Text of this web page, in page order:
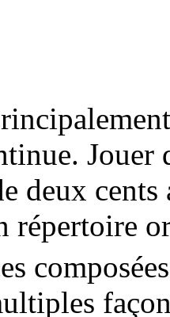
deux cents
répertoire